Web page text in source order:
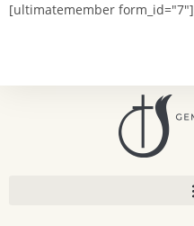
[ultimatemember form_id="7"]